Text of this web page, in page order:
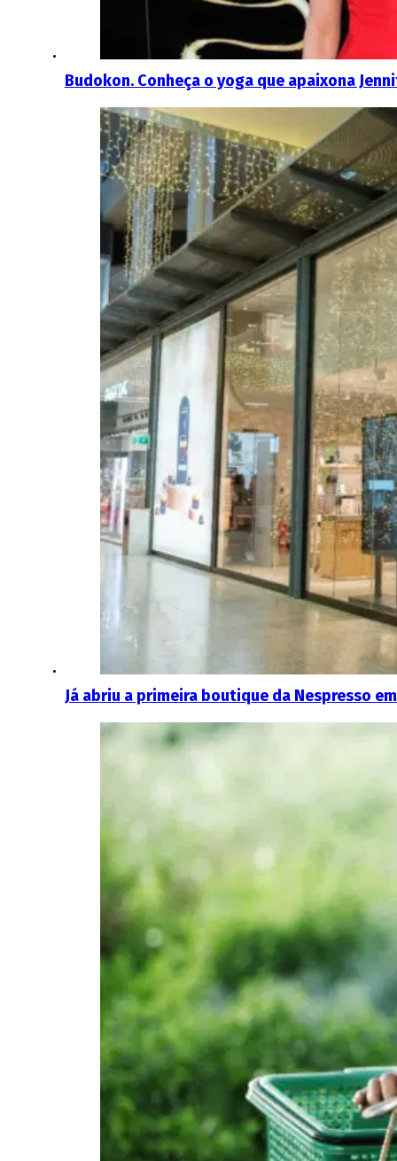
Budokon. Conheça o yoga que apaixona
Já abriu a primeira boutique da Nespresso